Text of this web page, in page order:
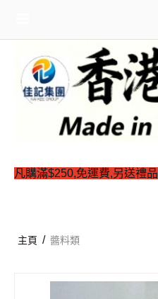
凡購滿$250,免運費,另送禮品
主頁 / 醬料類